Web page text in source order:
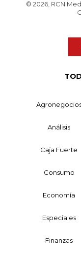
© 2026, RCN
Análisis
Caja Fuerte
Consumo
Economía
Especiales
Finanzas